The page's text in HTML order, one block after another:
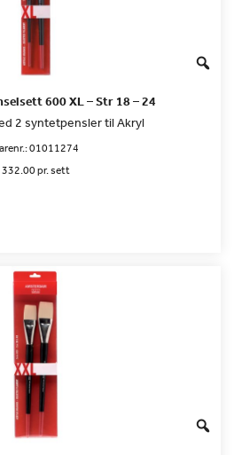
600 XL – Str 18 – 24
2 syntetpensler til Akryl
01011274
332.00 pr. sett